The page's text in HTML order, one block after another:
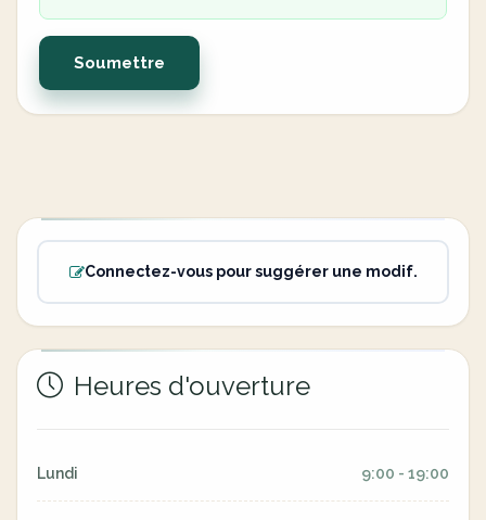
Soumettre
Connectez-vous pour suggérer une modif.
Heures d'ouverture
Lundi 9:00 - 19:00